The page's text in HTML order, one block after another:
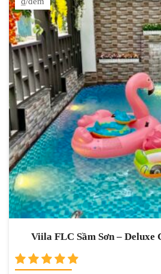
Viila FLC Sầm Sơn – Deluxe